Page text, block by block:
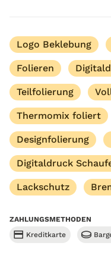
Logo Beklebung
Folieren
Teilfolierung
Thermomix foliert
Designfolierung
Digitaldruck
Lackschutz
ZAHLUNGSMETHODEN
Kreditkarte